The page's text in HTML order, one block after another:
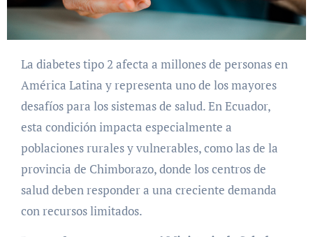
La diabetes tipo 2 afecta a millones de personas en
América Latina y representa uno de los mayores
desafíos para los sistemas de salud. En Ecuador,
esta condición impacta especialmente a
poblaciones rurales y vulnerables, como las de la
provincia de Chimborazo, donde los centros de
salud deben responder a una creciente demanda
con recursos limitados.